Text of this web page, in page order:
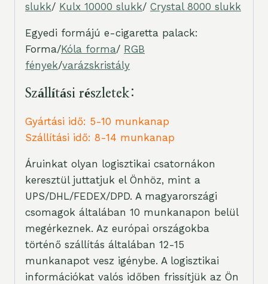
slukk/ Kulx 10000 slukk/ Crystal 8000 slukk
Egyedi formájú e-cigaretta palack:
Forma/Kóla forma/ RGB
fények/varázskristály
Szállítási részletek:
Gyártási idő: 5-10 munkanap
Szállítási idő: 8-14 munkanap
Áruinkat olyan logisztikai csatornákon
keresztül juttatjuk el Önhöz, mint a
UPS/DHL/FEDEX/DPD. A magyarországi
csomagok általában 10 munkanapon belül
megérkeznek. Az európai országokba
történő szállítás általában 12-15
munkanapot vesz igénybe. A logisztikai
információkat valós időben frissítjük az Ön